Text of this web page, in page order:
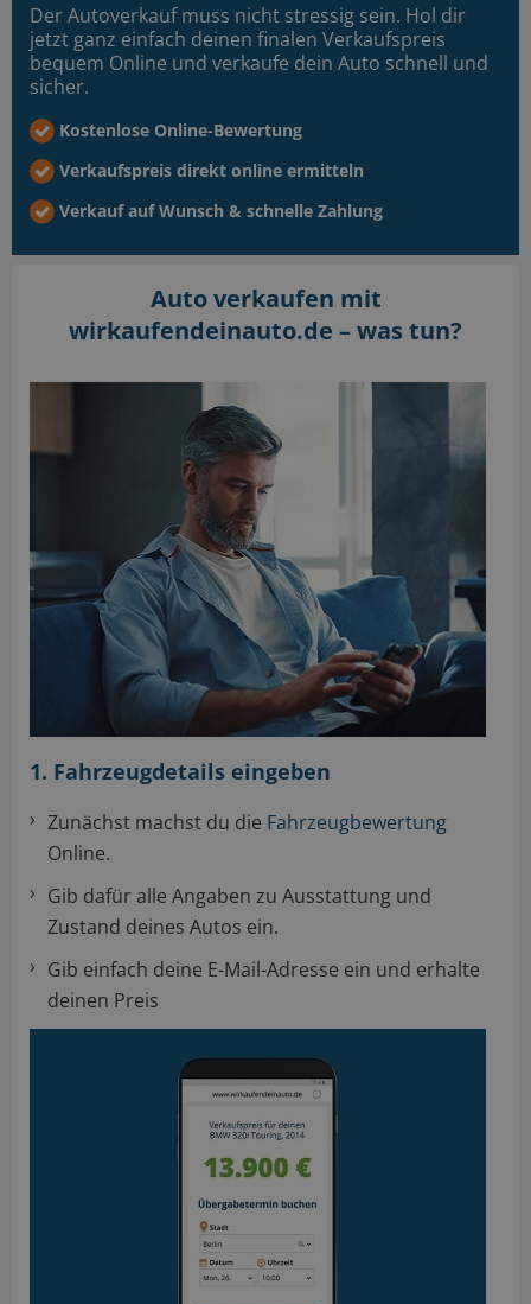
Der Autoverkauf muss nicht stressig sein. Hol dir
jetzt ganz einfach deinen finalen Verkaufspreis
bequem Online und verkaufe dein Auto schnell und
sicher.
Kostenlose Online-Bewertung
Verkaufspreis direkt online ermitteln
Verkauf auf Wunsch & schnelle Zahlung
Auto verkaufen mit
wirkaufendeinauto.de –was tun?
1. Fahrzeugdetails eingeben
Zunächst machst du die Fahrzeugbewertung
Online.
Gib dafür alle Angaben zu Ausstattung und
Zustand deines Autos ein.
Gib einfach deine E-Mail-Adresse ein und erhalte
deinen Preis